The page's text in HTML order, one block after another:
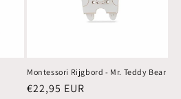
Montessori Rijgbord - Mr. Teddy Bear
Normale
€22,95 EUR